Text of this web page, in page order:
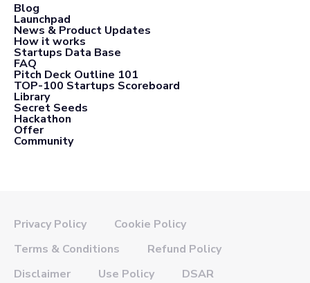
Blog
Launchpad
News & Product Updates
How it works
Startups Data Base
FAQ
Pitch Deck Outline 101
TOP-100 Startups Scoreboard
Library
Secret Seeds
Hackathon
Offer
Community
Privacy Policy
Cookie Policy
Terms & Conditions
Refund Policy
Disclaimer
Use Policy DSAR